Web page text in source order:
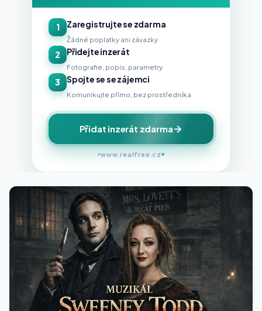
1 Zaregistrujte se zdarma
Žádné poplatky ani závazky
2 Přidejte inzerát
Fotografie, popis, parametry
3 Spojte se se zájemci
Komunikujte přímo, bez prostředníka
Přidat inzerát zdarma
www.realfree.cz